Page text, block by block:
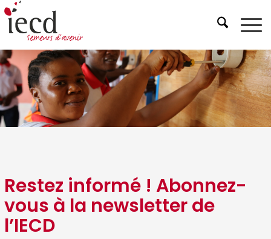
Restez informé ! Abonnez-
vous à la newsletter de
l’IECD